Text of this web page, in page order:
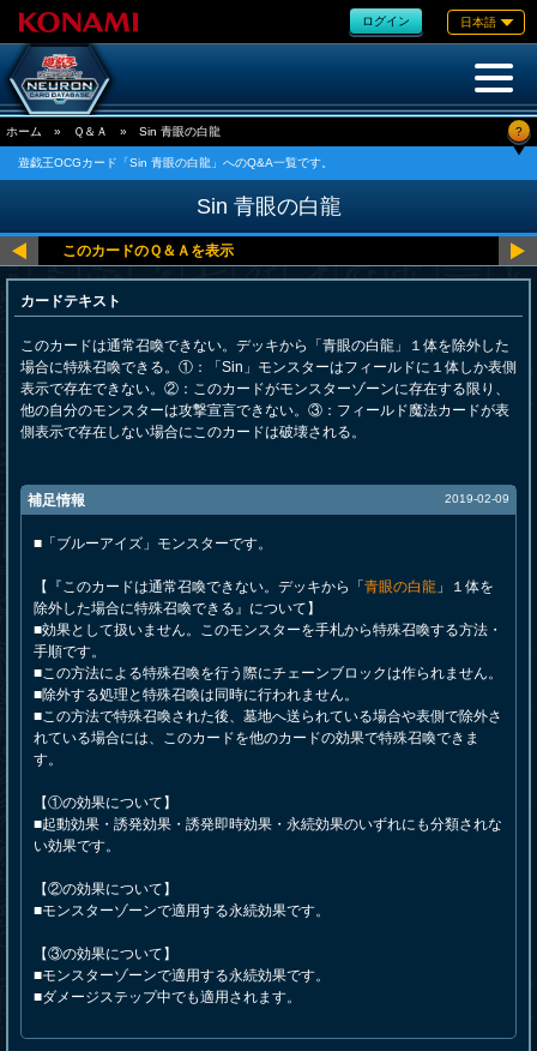
ログイン 日本語
ホーム » Ｑ＆Ａ » Sin 青眼の白龍 ?
遊戯王OCGカード「Sin 青眼の白龍」へのQ&A一覧です。
Sin 青眼の白龍
カードテキスト
このカードは通常召喚できない。デッキから「青眼の白龍」１体を除外した
場合に特殊召喚できる。①：「Sin」モンスターはフィールドに１体しか表側
表示で存在できない。②：このカードがモンスターゾーンに存在する限り、
他の自分のモンスターは攻撃宣言できない。③：フィールド魔法カードが表
側表示で存在しない場合にこのカードは破壊される。
補足情報 2019-02-09
■「ブルーアイズ」モンスターです。
【『このカードは通常召喚できない。デッキから「 青眼の白龍 」１体を
除外した場合に特殊召喚できる』について】
■効果として扱いません。このモンスターを手札から特殊召喚する方法・
手順です。
■この方法による特殊召喚を行う際にチェーンブロックは作られません。
■除外する処理と特殊召喚は同時に行われません。
■この方法で特殊召喚された後、墓地へ送られている場合や表側で除外さ
れている場合には、このカードを他のカードの効果で特殊召喚できま
す。
【①の効果について】
■起動効果・誘発効果・誘発即時効果・永続効果のいずれにも分類されな
い効果です。
【②の効果について】
■モンスターゾーンで適用する永続効果です。
【③の効果について】
■モンスターゾーンで適用する永続効果です。
■ダメージステップ中でも適用されます。